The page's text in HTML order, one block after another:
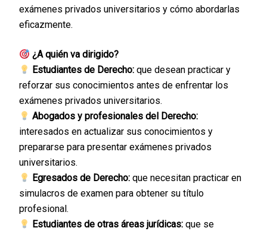
exámenes privados universitarios y cómo abordarlas
eficazmente.
¿A quién va dirigido?
Estudiantes de Derecho: que desean practicar y
reforzar sus conocimientos antes de enfrentar los
exámenes privados universitarios.
Abogados y profesionales del Derecho:
interesados en actualizar sus conocimientos y
prepararse para presentar exámenes privados
universitarios.
Egresados de Derecho: que necesitan practicar en
simulacros de examen para obtener su título
profesional.
Estudiantes de otras áreas jurídicas: que se